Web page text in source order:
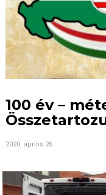
100 év –
2020. április 26.